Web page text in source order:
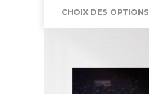
CHOIX DES OPTIONS